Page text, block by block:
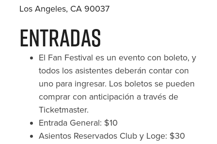
Los Angeles, CA 90037
Entradas
El Fan Festival es un evento con boleto, y
todos los asistentes deberán contar con
uno para ingresar. Los boletos se pueden
comprar con anticipación a través de
Ticketmaster.
Entrada General: $10
Asientos Reservados Club y Loge: $30